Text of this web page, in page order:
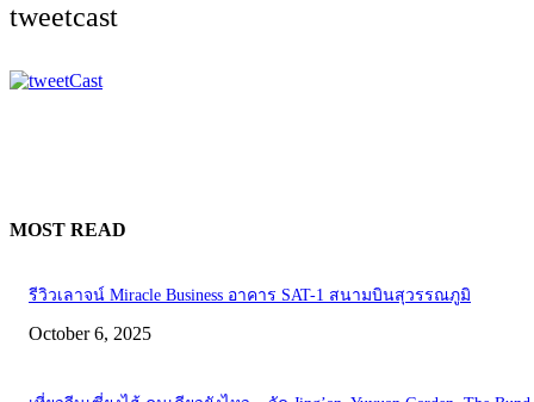
tweetcast
MOST READ
รีวิวเลาจน์ Miracle Business อาคาร SAT-1 สนามบินสุวรรณภูมิ
October 6, 2025